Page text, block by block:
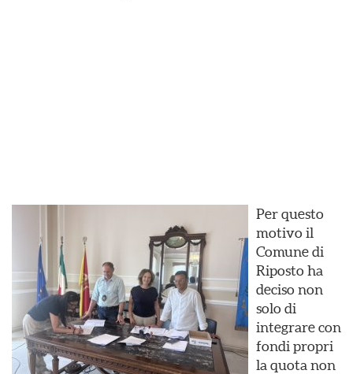
Per questo
motivo il
Comune di
Riposto ha
deciso non
solo di
integrare con
fondi propri
la quota non